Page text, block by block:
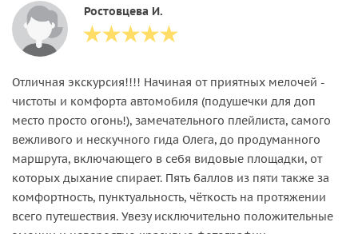
Ростовцева И.
Отличная экскурсия!!!! Начиная от приятных мелочей -
чистоты и комфорта автомобиля (подушечки для доп
место просто огонь!), замечательного плейлиста, самого
вежливого и нескучного гида Олега, до продуманного
маршрута, включающего в себя видовые площадки, от
которых дыхание спирает. Пять баллов из пяти также за
комфортность, пунктуальность, чёткость на протяжении
всего путешествия. Увезу исключительно положительные